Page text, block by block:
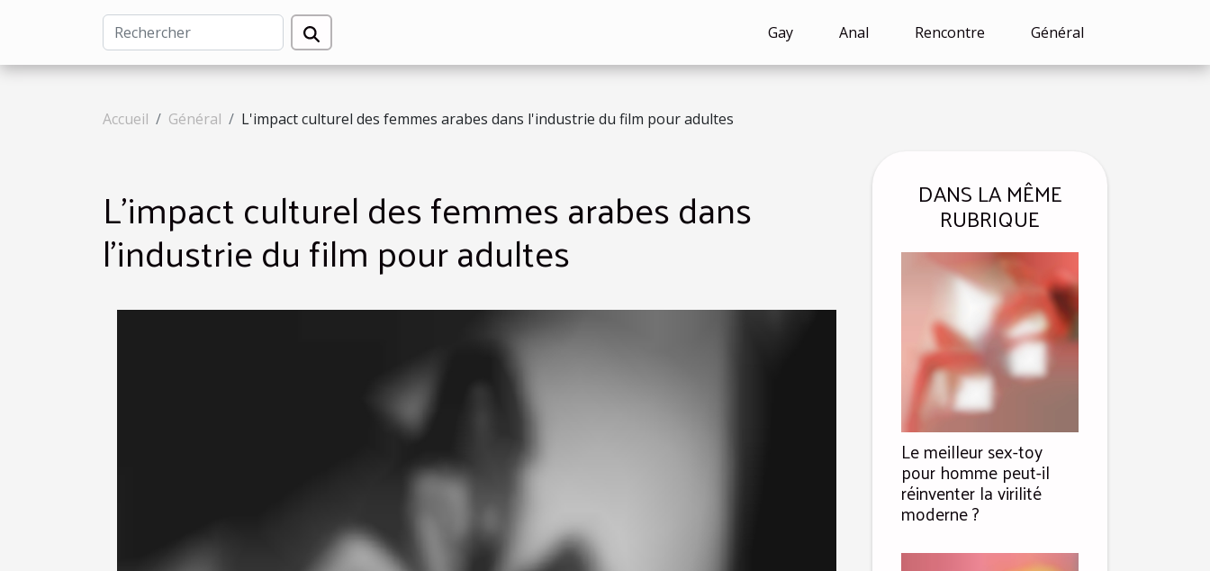
Gay Anal Rencontre Général
Accueil Général L'impact culturel des femmes arabes dans l'industrie du film pour adultes
L'impact culturel des femmes arabes dans
l'industrie du film pour adultes
DANS LA MÊME
RUBRIQUE
Le meilleur sex-toy
pour homme peut-il
réinventer la virilité
moderne ?